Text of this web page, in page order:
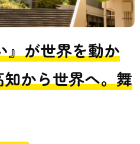
』が世界を動か
から世界へ。舞